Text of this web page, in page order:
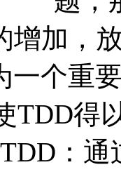
增加，
一个重
TDD得
TDD：通